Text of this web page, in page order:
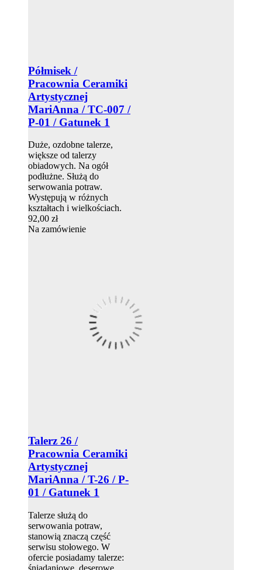
Półmisek /
Pracownia Ceramiki
Artystycznej
MariAnna / TC-007 /
P-01 / Gatunek 1
Duże, ozdobne talerze,
większe od talerzy
obiadowych. Na ogół
podłużne. Służą do
serwowania potraw.
Występują w różnych
kształtach i wielkościach.
92,00 zł
Na zamówienie
Talerz 26 /
Pracownia Ceramiki
Artystycznej
MariAnna / T-26 / P-
01 / Gatunek 1
Talerze służą do
serwowania potraw,
stanowią znaczą część
serwisu stołowego. W
ofercie posiadamy talerze:
śniadaniowe, deserowe,